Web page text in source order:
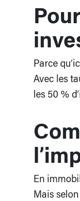
Parce
Avec les
les 50 %
En
Mais